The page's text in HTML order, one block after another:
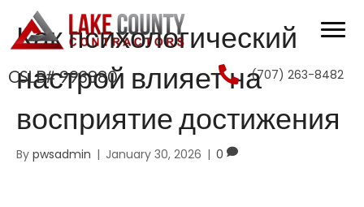
CSLB# 993880 (707) 263-8482
Как психологический
настрой влияет на
восприятие достижения
By pwsadmin | January 30, 2026 | 0